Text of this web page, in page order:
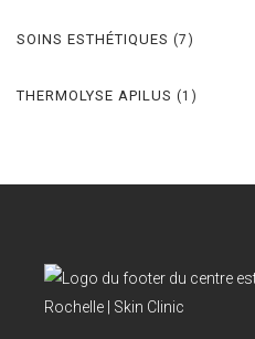
SOINS ESTHÉTIQUES (7)
THERMOLYSE APILUS (1)